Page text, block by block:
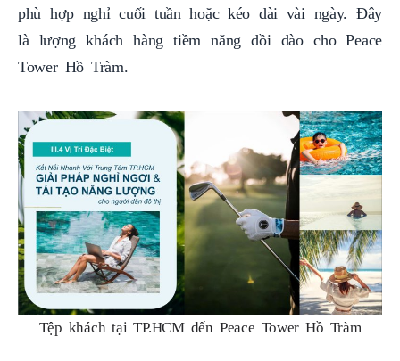
phù hợp nghỉ cuối tuần hoặc kéo dài vài ngày. Đây
là lượng khách hàng tiềm năng dồi dào cho Peace
Tower Hồ Tràm.
Tệp khách tại TP.HCM đến Peace Tower Hồ Tràm